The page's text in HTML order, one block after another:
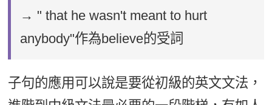
→ " that he wasn't meant to hurt
anybody"作為believe的受詞
子句的應用可以說是要從初級的英文文法，